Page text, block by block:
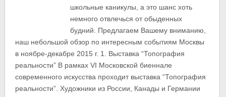
школьные каникулы, а это шанс хоть
немного отвлечься от обыденных
будний. Предлагаем Вашему вниманию,
наш небольшой обзор по интересным событиям Москвы
в ноябре-декабре 2015 г. 1. Выставка “Топография
реальности” В рамках VI Московской биеннале
современного искусства проходит выставка “Топография
реальности”. Художники из России, Канады и Германии